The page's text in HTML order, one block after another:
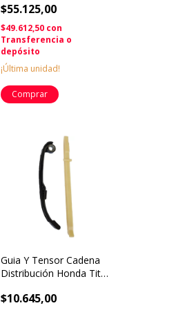
Solomoto
$55.125,00
$49.612,50 con
Transferencia o
depósito
¡Última unidad!
Guia Y Tensor Cadena
Distribución Honda Titan
$10.645,00